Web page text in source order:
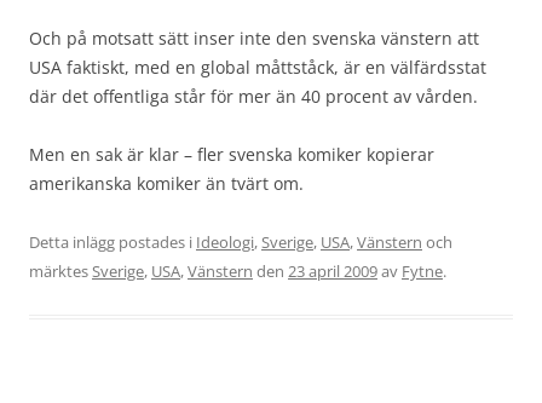
Och på motsatt sätt inser inte den svenska vänstern att
USA faktiskt, med en global måttståck, är en välfärdsstat
där det offentliga står för mer än 40 procent av vården.
Men en sak är klar – fler svenska komiker kopierar
amerikanska komiker än tvärt om.
Detta inlägg postades i Ideologi,Sverige, USA,Vänstern och
märktesSverige, USA,Vänstern den 23 april 2009av Fytne.